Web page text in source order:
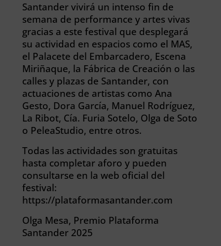
Santander vivirá un intenso fin de
semana de performance y artes vivas
gracias a este festival que desplegará
su actividad en espacios como el MAS,
el Palacete del Embarcadero, Escena
Miriñaque, la Fábrica de Creación o las
calles y plazas de Santander, con
actuaciones de artistas como Ana
Gesto, Dora García, Manuel Rodríguez,
La Ribot, Cía. Furia Sotelo, Olga de Soto
o PeleaStudio, entre otros.
Todas las actividades son gratuitas
hasta completar aforo y pueden
consultarse en la web oficial del
festival:
https://plataformasantander.com
Olga Mesa, Premio Plataforma
Santander 2025